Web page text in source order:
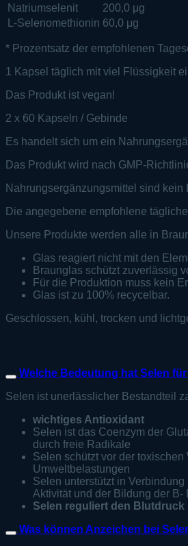
Natriumselenit
200,0 μg
L-Selenomethionin 60,0 μg
* Prozentsatz der empfohlenen
1 Kapsel täglich mit viel Flüssigkeit
Das Produkt ist vegan!
2 x 60 Kapseln / Gebinde
Es handelt sich um ein
Das Produkt wird nach GMP-
Nahrungsergänzungsmittel sind
Die angegebene empfohlene
Unsere Produkte werden alle in
Glas reagiert nicht mit den
Braunglas schützt zuverlässig
Für die Produktion muss kein
Glas ist zu 100% recycelbar.
Geschlossen, kühl, trocken und
Welche Bedeutung hat Selen
Selen ist unerlässlicher Bestandteil
wichtiges Antioxidant
Selen ist das Coenzym der
durch freie Radikale
Selen schützt vor der
Umweltbelastungen
Selen unterstützt in
Aktivität und der Bildung der B-
Selen reguliert den Blutdruck
Was können Anzeichen bei